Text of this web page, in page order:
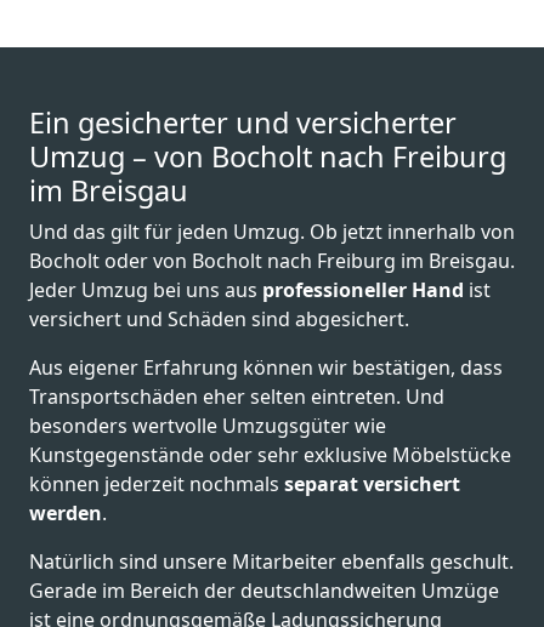
Ein gesicherter und versicherter
Umzug – von Bocholt nach Freiburg
im Breisgau
Und das gilt für jeden Umzug. Ob jetzt innerhalb von
Bocholt oder von Bocholt nach Freiburg im Breisgau.
Jeder Umzug bei uns aus professioneller Hand ist
versichert und Schäden sind abgesichert.
Aus eigener Erfahrung können wir bestätigen, dass
Transportschäden eher selten eintreten. Und
besonders wertvolle Umzugsgüter wie
Kunstgegenstände oder sehr exklusive Möbelstücke
können jederzeit nochmals separat versichert
werden.
Natürlich sind unsere Mitarbeiter ebenfalls geschult.
Gerade im Bereich der deutschlandweiten Umzüge
ist eine ordnungsgemäße Ladungssicherung